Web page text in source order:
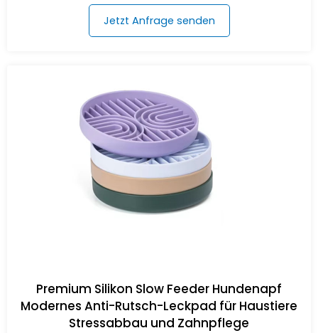
Jetzt Anfrage senden
Premium Silikon Slow Feeder Hundenapf
Modernes Anti-Rutsch-Leckpad für Haustiere
Stressabbau und Zahnpflege